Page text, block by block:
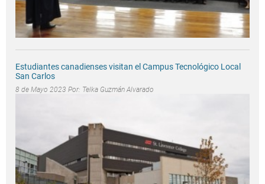
Estudiantes canadienses visitan el Campus Tecnológico Local
San Carlos
8 de Mayo 2023 Por: Telka Guzmán Alvarado